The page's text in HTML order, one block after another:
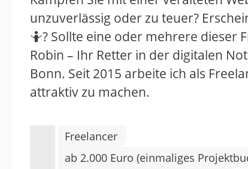
unzuverlässig oder zu teuer?
🤷? Sollte eine oder mehrere dieser
Robin – Ihr Retter in der digitalen
Bonn. Seit 2015 arbeite ich als
attraktiv zu machen.
Freelancer
ab 2.000 Euro (einmaliges